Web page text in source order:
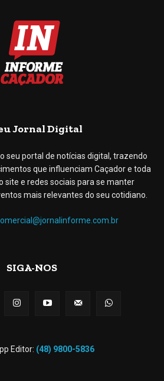
Jornal Digital
seu portal de notícias digital, trazendo
que influenciam Caçador e toda
site e redes sociais para se manter
mais relevantes do seu cotidiano.
SIGA-NOS
Editor: (48) 9800-5836